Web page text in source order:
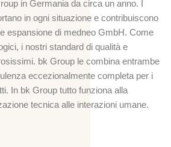
in Germania da circa un anno. I
in ogni situazione e contribuiscono
espansione di medneo GmbH. Come
i nostri standard di qualità e
bk Group le combina entrambe
eccezionalmente completa per i
In bk Group tutto funziona alla
tecnica alle interazioni umane.